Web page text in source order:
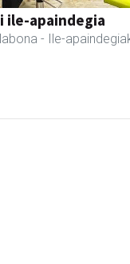
ile-apaindegia
- Ile-